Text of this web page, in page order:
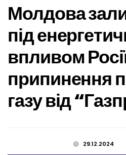
Молдова
під
впливом
припинення
газу від
29.12.2024